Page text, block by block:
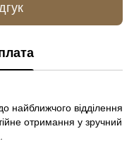
найближчого відділення
отримання у зручний